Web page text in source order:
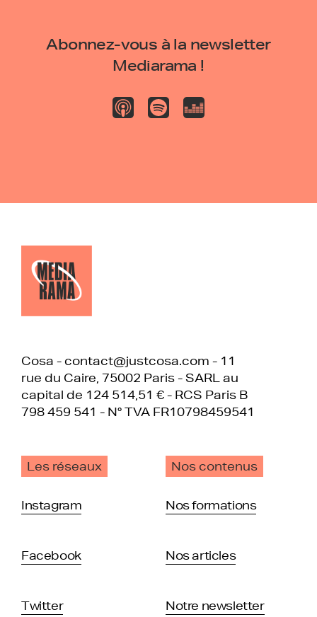
Abonnez-vous à la newsletter
Mediarama !
Cosa - contact@justcosa.com - 11
rue du Caire, 75002 Paris - SARL au
capital de 124 514,51 € - RCS Paris B
798 459 541 - N° TVA FR10798459541
Les réseaux
Instagram
Facebook
Twitter
Nos contenus
Nos formations
Nos articles
Notre newsletter